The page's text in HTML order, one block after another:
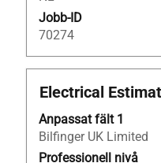
Jobb-ID
70274
Titel
Electrical
Anpassat fält 1
Bilfinger UK Limited
Professionell nivå
Klicka
blankstegstangenten
för
att